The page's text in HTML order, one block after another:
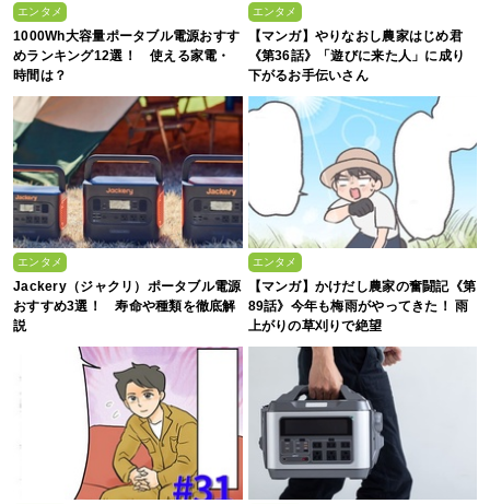
エンタメ
1000Wh大容量ポータブル電源おすす
めランキング12選！ 使える家電・
時間は？
エンタメ
【マンガ】やりなおし農家はじめ君
《第36話》「遊びに来た人」に成り
下がるお手伝いさん
エンタメ
Jackery（ジャクリ）ポータブル電源
おすすめ3選！ 寿命や種類を徹底解
説
エンタメ
【マンガ】かけだし農家の奮闘記《第
89話》今年も梅雨がやってきた！ 雨
上がりの草刈りで絶望